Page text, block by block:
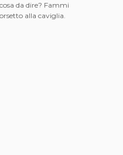
da dire? Fammi
alla caviglia.